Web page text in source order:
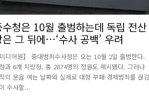
청은 10월 출범하는데 독립 전산
그 뒤에…‘수사 공백’ 우려
디어원】 중대범죄수사청은 오는 10월 2일 출범한다.
과 6개 지방청, 총 2874명의 정원도 제시됐다. 그러나
의 문을 여는 날짜와 실제로 대형 부패·경제범죄를 끊김
수사할...